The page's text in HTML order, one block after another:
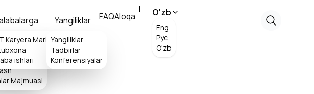
Majmuasi
Karyera Markazi>
>
ishlari
Yangiliklar
Yangiliklar
Tadbirlar
Konferensiyalar
FAQAloqa O'zb
Eng
Рус
O'zb